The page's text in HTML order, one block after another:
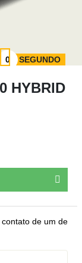
SEGUNDO
HYBRID
de um de